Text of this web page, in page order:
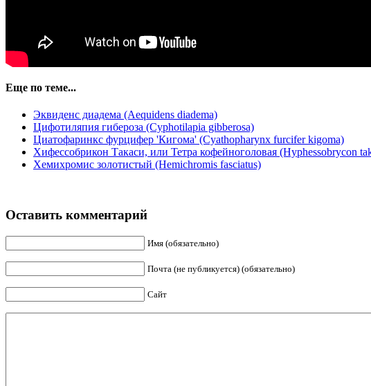
Еще по теме...
Эквиденс диадема (Aequidens diadema)
Цифотиляпия гибероза (Cyphotilapia gibberosa)
Циатофаринкс фурцифер 'Кигома' (Cyathopharynx furcifer kigoma)
Хифессобрикон Такаси, или Тетра кофейноголовая (Hyphessobrycon
Хемихромис золотистый (Hemichromis fasciatus)
Оставить комментарий
Имя (обязательно)
Почта (не публикуется) (обязательно)
Сайт